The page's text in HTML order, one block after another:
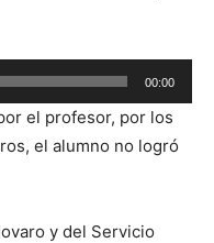
00:00
el profesor, por los
el alumno no logró
y del Servicio